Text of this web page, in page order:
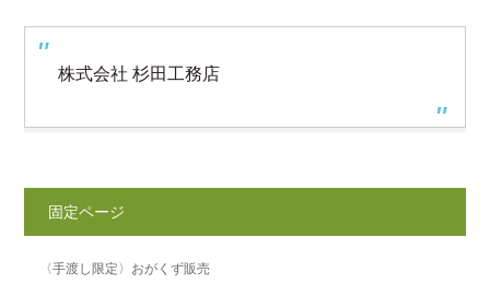
株式会社 杉田工務店
固定ページ
〈手渡し限定〉おがくず販売